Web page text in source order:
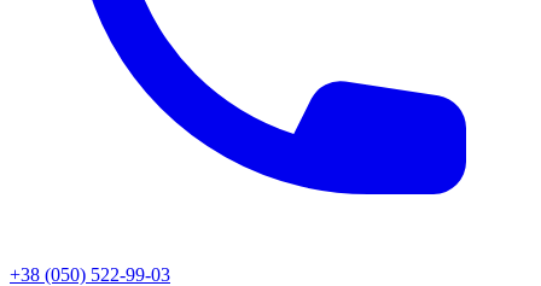
+38 (050) 522-99-03